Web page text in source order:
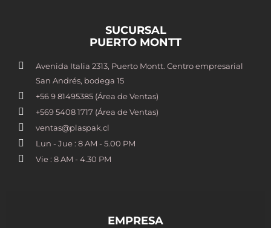
SUCURSAL
PUERTO MONTT
Avenida Italia 2313, Puerto Montt. Centro empresarial
San Andrés, bodega 15
+56 9 81495385 (Área de Ventas)
+569 5408 1717 (Área de Ventas)
ventas@plaspak.cl
Lun - Jue : 8 AM - 5.00 PM
Vie : 8 AM - 4.30 PM
EMPRESA